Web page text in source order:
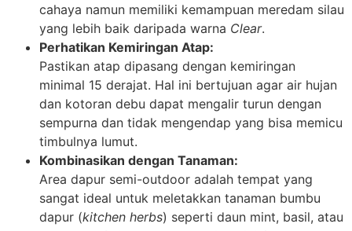
cahaya namun memiliki kemampuan meredam silau
yang lebih baik daripada warna Clear.
Perhatikan Kemiringan Atap:
Pastikan atap dipasang dengan kemiringan
minimal 15 derajat. Hal ini bertujuan agar air hujan
dan kotoran debu dapat mengalir turun dengan
sempurna dan tidak mengendap yang bisa memicu
timbulnya lumut.
Kombinasikan dengan Tanaman:
Area dapur semi-outdoor adalah tempat yang
sangat ideal untuk meletakkan tanaman bumbu
dapur (kitchen herbs) seperti daun mint, basil, atau